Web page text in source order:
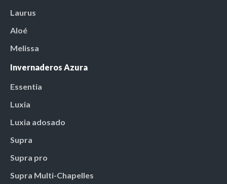
Laurus
Aloé
Melissa
Invernaderos Azura
Essentia
Luxia
Luxia adosado
Supra
Supra pro
Supra Multi-Chapelles